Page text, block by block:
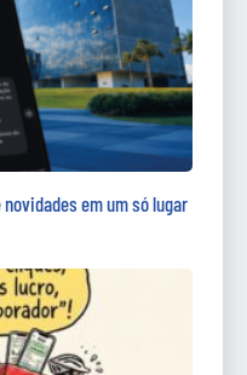
em um só lugar